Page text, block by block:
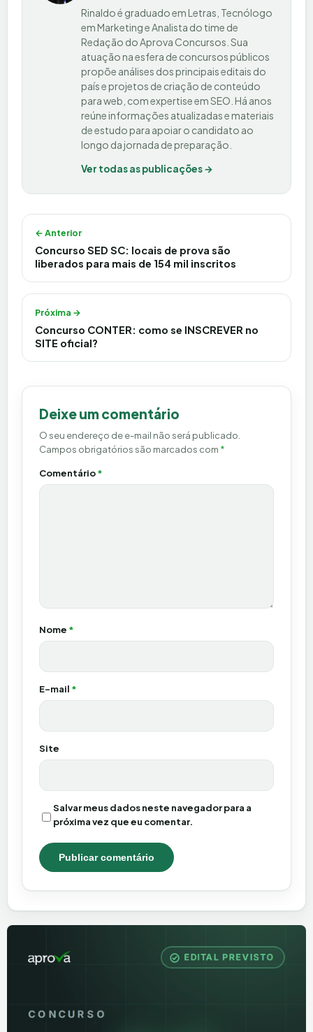
Rinaldo é graduado em Letras, Tecnólogo
em Marketing e Analista do time de
Redação do Aprova Concursos. Sua
atuação na esfera de concursos públicos
propõe análises dos principais editais do
país e projetos de criação de conteúdo
para web, com expertise em SEO. Há anos
reúne informações atualizadas e materiais
de estudo para apoiar o candidato ao
longo da jornada de preparação.
Ver todas as publicações →
Navegação de Post
← Anterior
Concurso SED SC: locais de prova são
liberados para mais de 154 mil inscritos
Próxima →
Concurso CONTER: como se INSCREVER no
SITE oficial?
Deixe um comentário
O seu endereço de e-mail não será publicado.
Campos obrigatórios são marcados com *
Comentário*
Nome *
E-mail *
Site
Salvar meus dados neste navegador para a
próxima vez que eu comentar.